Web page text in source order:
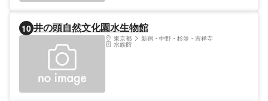
10 井の頭自然文化園水生物館
東京都 新宿・中野・杉並・吉祥寺
水族館